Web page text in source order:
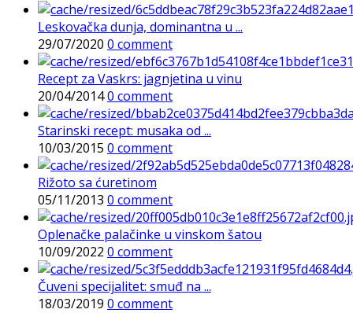
Leskovačka dunja, dominantna u ...
29/07/2020 0 comment
Recept za Vaskrs: jagnjetina u vinu
20/04/20140 comment
Starinski recept: musaka od ...
10/03/2015 0 comment
Rižoto sa ćuretinom
05/11/2013 0 comment
Oplenačke palačinke u vinskom šatou
10/09/2022 0 comment
Čuveni specijalitet: smuđ na ...
18/03/2019 0 comment